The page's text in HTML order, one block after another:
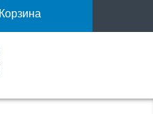
Корзина